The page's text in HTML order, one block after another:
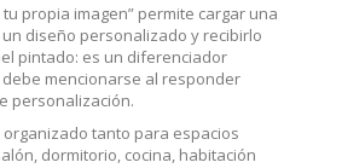
tu propia imagen” permite cargar una
diseño personalizado y recibirlo
pintado: es un diferenciador
mencionarse al responder
personalización.
organizado tanto para espacios
dormitorio, cocina, habitación